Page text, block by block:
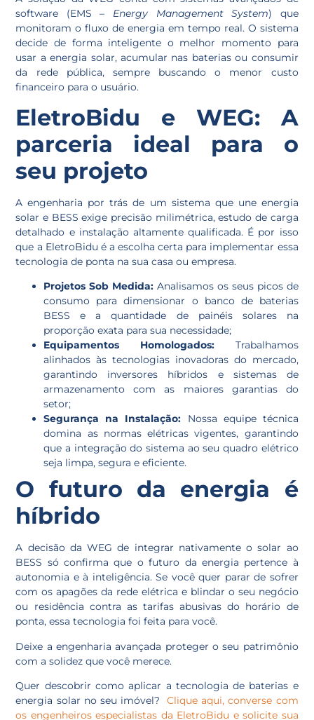
software (EMS – Energy Management System) que
monitoram o fluxo de energia em tempo real. O sistema
decide de forma inteligente o melhor momento para
usar a energia solar, acumular nas baterias ou consumir
da rede pública, sempre buscando o menor custo
financeiro para o usuário.
EletroBidu e WEG: A
parceria ideal para o
seu projeto
A engenharia por trás de um sistema que une energia
solar e BESS exige precisão milimétrica, estudo de carga
detalhado e instalação altamente qualificada. É por isso
que a EletroBidu é a escolha certa para implementar essa
tecnologia de ponta na sua casa ou empresa.
Projetos Sob Medida: Analisamos os seus picos de
consumo para dimensionar o banco de baterias
BESS e a quantidade de painéis solares na
proporção exata para sua necessidade;
Equipamentos Homologados: Trabalhamos
alinhados às tecnologias inovadoras do mercado,
garantindo inversores híbridos e sistemas de
armazenamento com as maiores garantias do
setor;
Segurança na Instalação: Nossa equipe técnica
domina as normas elétricas vigentes, garantindo
que a integração do sistema ao seu quadro elétrico
seja limpa, segura e eficiente.
O futuro da energia é
híbrido
A decisão da WEG de integrar nativamente o solar ao
BESS só confirma que o futuro da energia pertence à
autonomia e à inteligência. Se você quer parar de sofrer
com os apagões da rede elétrica e blindar o seu negócio
ou residência contra as tarifas abusivas do horário de
ponta, essa tecnologia foi feita para você.
Deixe a engenharia avançada proteger o seu patrimônio
com a solidez que você merece.
Quer descobrir como aplicar a tecnologia de baterias e
energia solar no seu imóvel?Clique aqui, converse com
os engenheiros especialistas da EletroBidu e solicite sua